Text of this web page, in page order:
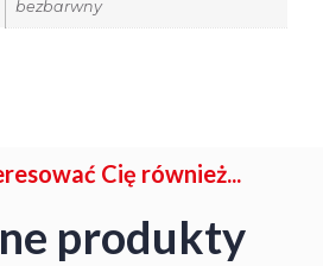
bezbarwny
Cię również...
produkty